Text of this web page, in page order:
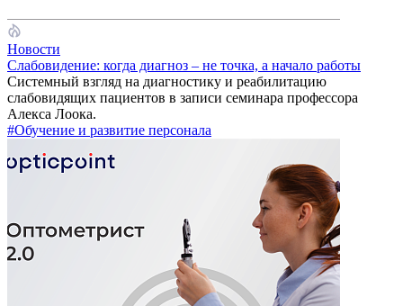
Новости
Слабовидение: когда диагноз – не точка, а начало работы
Системный взгляд на диагностику и реабилитацию
слабовидящих пациентов в записи семинара профессора
Алекса Лоока.
#Обучение и развитие персонала